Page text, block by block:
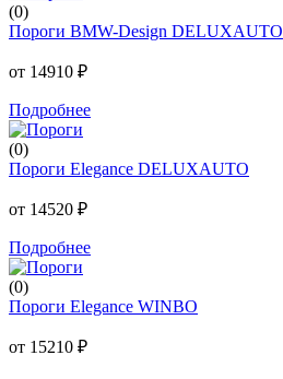
(0)
Пороги BMW-Design DELUXAUTO
от 14910 ₽
Подробнее
(0)
Пороги Elegance DELUXAUTO
от 14520 ₽
Подробнее
(0)
Пороги Elegance WINBO
от 15210 ₽